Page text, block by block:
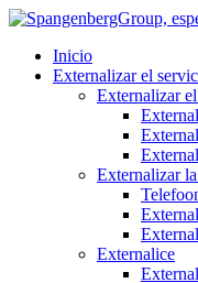
Ir
contenido
Inicio
Externalizar el
Externalizar
Externalizar
Externalice